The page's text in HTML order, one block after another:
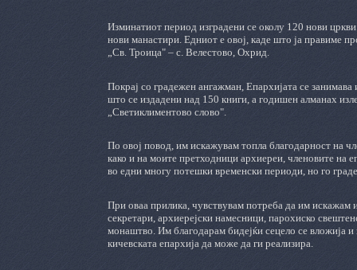
Изминатиот период изградени се околу 120 нови
нови манастири. Едниот е овој, каде што ја правиме
„Св. Троица" – с. Велестово, Охрид.
Покрај со градежен ангажман, Епархијата се
што се издадени над 150 книги, а годишен алманах
„Светиклиментово слово".
По овој повод, им искажувам топла благодарност на
како и на моите претходници архиереи, членовите на
во едни многу потешки временски периоди, но го
При оваа прилика, чувствувам потреба да им искажам
секретари, архиерејски намесници, парохиско
монаштво. Им благодарам бидејќи сецело се вложија
кичевската епархија да може да ги реализира.